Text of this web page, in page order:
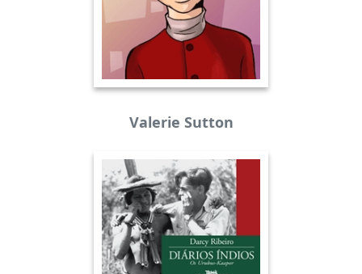
Valerie Sutton